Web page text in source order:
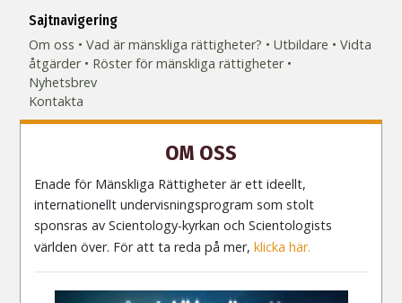
Sajtnavigering
Om oss
Vad är mänskliga rättigheter? Utbildare
Vidta
åtgärder
Röster för mänskliga rättigheter
Nyhetsbrev
Kontakta
OM OSS
Enade för Mänskliga Rättigheter är ett ideellt,
internationellt undervisningsprogram som stolt
sponsras av Scientology-kyrkan och Scientologists
världen över. För att ta reda på mer,klicka här.